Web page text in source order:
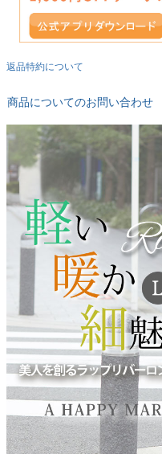
返品特約について
商品についてのお問い合わせ